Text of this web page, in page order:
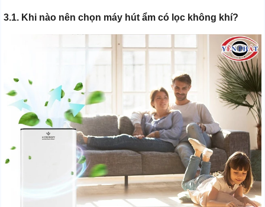
3.1. Khi nào nên chọn máy hút ẩm có lọc không khí?